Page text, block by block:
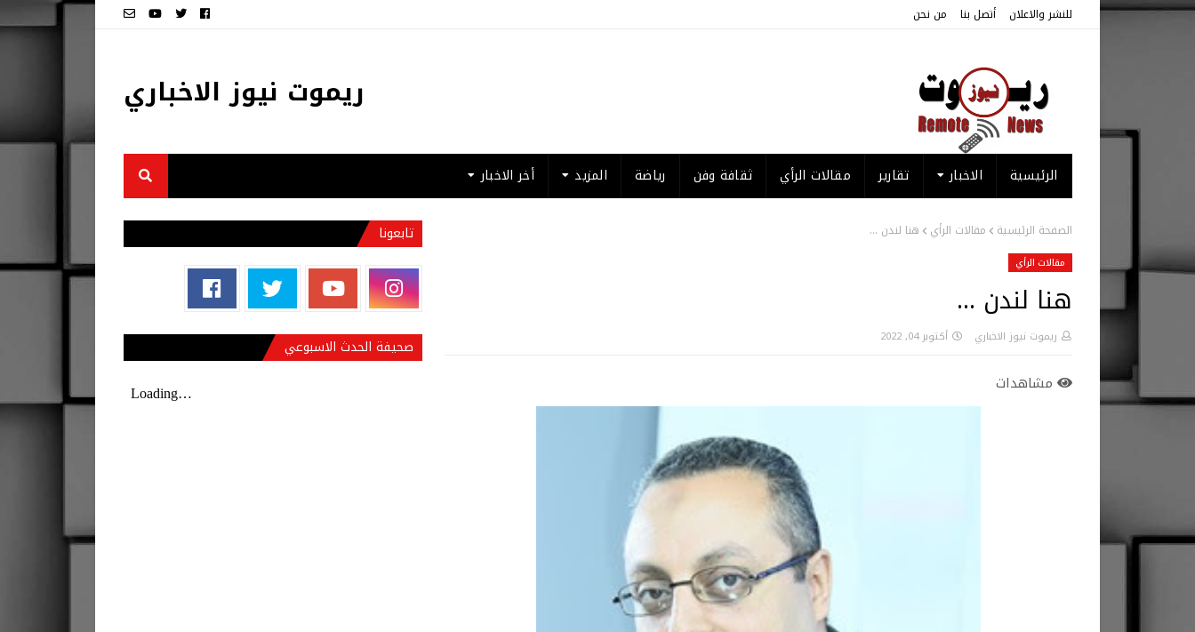
للنشر والاعلان أتصل بنا من نحن
ريموت نيوز الاخباري
الرئيسية الاخبار تقارير مقالات الرأي ثقافة وفن رياضة المزيد أخر الاخبار
الصفحة الرئيسية مقالات الرأي هنا لندن ...
مقالات الرأي
هنا لندن ...
ريموت نيوز الاخباري أكتوبر 04, 2022
مشاهدات
تابعونا
صحيفة الحدث الاسبوعي